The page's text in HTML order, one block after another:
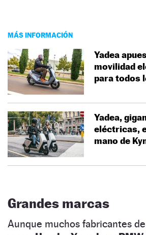
MÁS INFORMACIÓN
Yadea
movilidad
para todos
Yadea,
eléctricas,
mano de
Grandes marcas
Aunque muchos fabricantes